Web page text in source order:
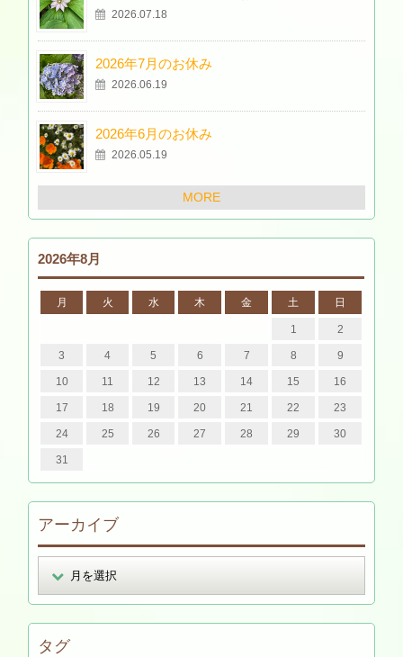
2026.07.18
2026年7月のお休み
2026.06.19
2026年6月のお休み
2026.05.19
MORE
2026年8月
月 火 水 木 金 土 日
1 2
3 4 5 6 7 8 9
10 11 12 13 14 15 16
17 18 19 20 21 22 23
24 25 26 27 28 29 30
31
アーカイブ
タグ